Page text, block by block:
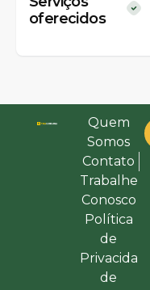
oferecidos
Quem
Somos
Contato
Trabalhe
Conosco
Política
de
Privacida
de